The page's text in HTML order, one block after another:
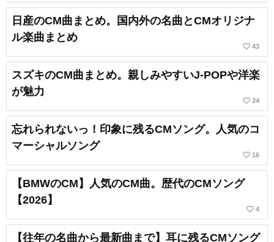
日産のCM曲まとめ。国内外の名曲とCMオリジナ
ル楽曲まとめ
favorite_border 43
スズキのCM曲まとめ。親しみやすいJ-POPや洋楽
が魅力
favorite_border 24
忘れられないっ！印象に残るCMソング。人気のコ
マーシャルソング
favorite_border 16
【BMWのCM】人気のCM曲。歴代のCMソング
【2026】
favorite_border 4
【往年の名曲から最新曲まで】耳に残るCMソング